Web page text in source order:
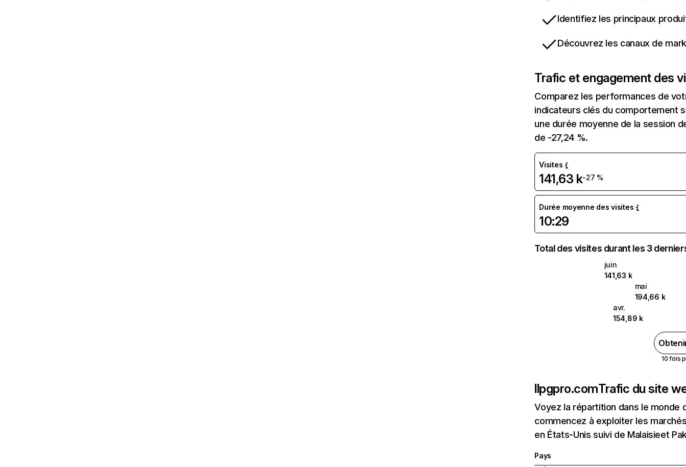
Identifiez les principaux
Découvrez les canaux de
Trafic et engagement des
Comparez les performances de
indicateurs clés du comportement
une durée moyenne de la session
de -27,24 %.
Visites
141,63 k-27 %
Durée moyenne des visites
10:29
Total des visites durant les 3
juin
141,63 k
mai
194,66 k
avr.
154,89 k
10 fois
llpgpro.comTrafic du site
Voyez la répartition dans le
commencez à exploiter les
en États-Unis suivi de Malaisieet
Pays